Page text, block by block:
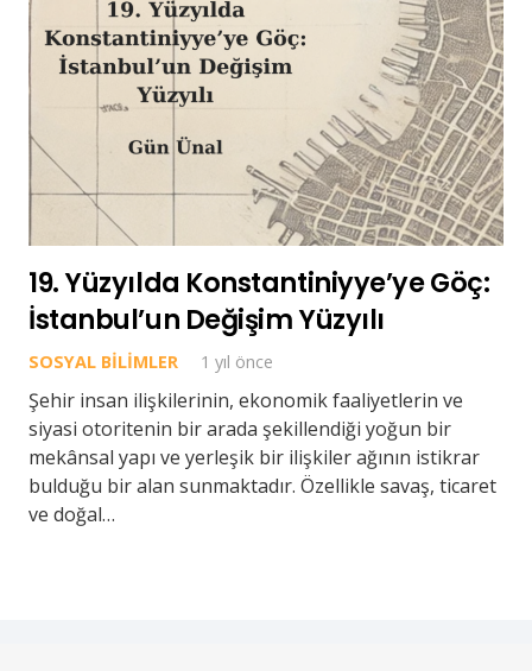
19. Yüzyılda Konstantiniyye’ye Göç:
İstanbul’un Değişim Yüzyılı
SOSYAL BILIMLER 1 yıl önce
Şehir insan ilişkilerinin, ekonomik faaliyetlerin ve
siyasi otoritenin bir arada şekillendiği yoğun bir
mekânsal yapı ve yerleşik bir ilişkiler ağının istikrar
bulduğu bir alan sunmaktadır. Özellikle savaş, ticaret
ve doğal…